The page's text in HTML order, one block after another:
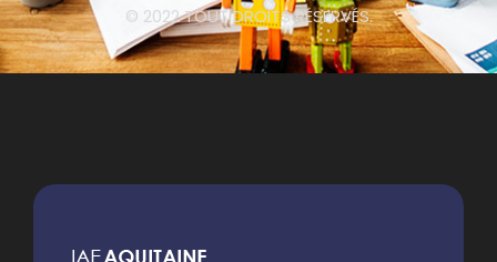
© 2022 TOUT DROITS RÉSERVÉS.